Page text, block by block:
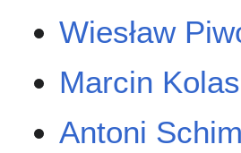
Wiesław
Marcin
Antoni